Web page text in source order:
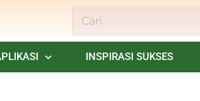
INSPIRASI SUKSES